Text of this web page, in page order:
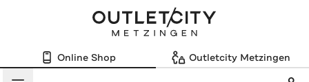
Online Shop Outletcity Metzingen